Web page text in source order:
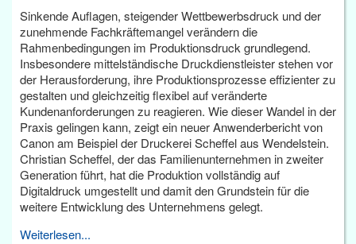
Sinkende Auflagen, steigender Wettbewerbsdruck und der
zunehmende Fachkräftemangel verändern die
Rahmenbedingungen im Produktionsdruck grundlegend.
Insbesondere mittelständische Druckdienstleister stehen vor
der Herausforderung, ihre Produktionsprozesse effizienter zu
gestalten und gleichzeitig flexibel auf veränderte
Kundenanforderungen zu reagieren. Wie dieser Wandel in der
Praxis gelingen kann, zeigt ein neuer Anwenderbericht von
Canon am Beispiel der Druckerei Scheffel aus Wendelstein.
Christian Scheffel, der das Familienunternehmen in zweiter
Generation führt, hat die Produktion vollständig auf
Digitaldruck umgestellt und damit den Grundstein für die
weitere Entwicklung des Unternehmens gelegt.
Weiterlesen...